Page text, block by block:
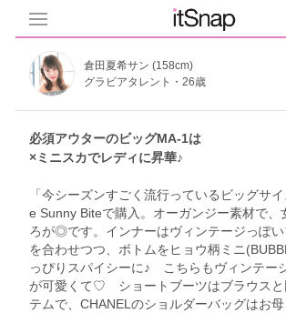
倉田夏希サン (158cm)
グラビアタレント・26歳
必須アウターのビッグMA-1は
×ミニスカでレディに昇華♪
「今シーズンすごく流行っているビッグサ
e Sunny Biteで購入。オーガンジー素材で、
ろが◎です。インナーはヴィンテージっぽい
を合わせつつ、ボトムをヒョウ柄ミニ
っぴりスパイシーに♪ こちらもヴィンテー
が可愛くて♡ ショートブーツはブラウスと
テムで、CHANELのショルダーバッグはお